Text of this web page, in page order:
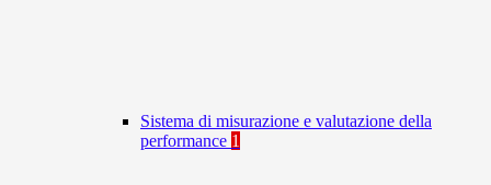
Sistema di misurazione e valutazione della
performance 1